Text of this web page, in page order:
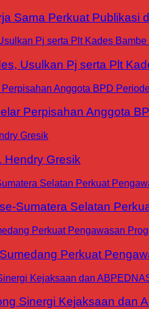
Sama Perkuat Publikasi
Usulkan Pj serta Plt
Perpisahan Anggota
Hendry Gresik
Sumatera Selatan
Perkuat
Sinergi Kejaksaan dan